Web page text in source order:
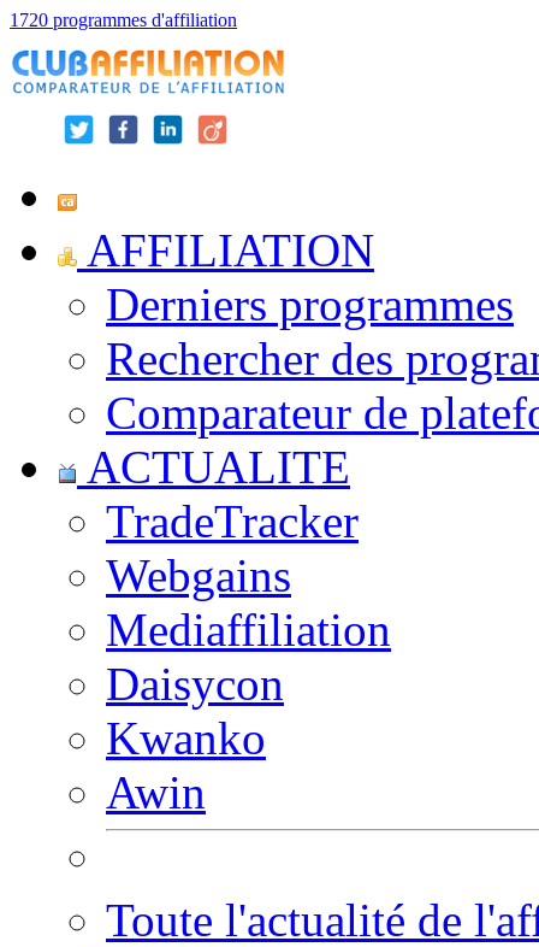
1720 programmes d'affiliation
AFFILIATION
Derniers programmes
Rechercher des
Comparateur de
ACTUALITE
TradeTracker
Webgains
Mediaffiliation
Daisycon
Kwanko
Awin
Toute l'actualité de